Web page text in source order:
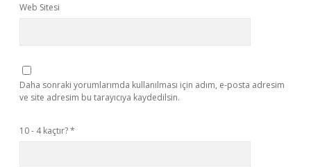
Web Sitesi
Daha sonraki yorumlarımda kullanılması için adım, e-posta adresim
ve site adresim bu tarayıcıya kaydedilsin.
10 - 4 kaçtır?*